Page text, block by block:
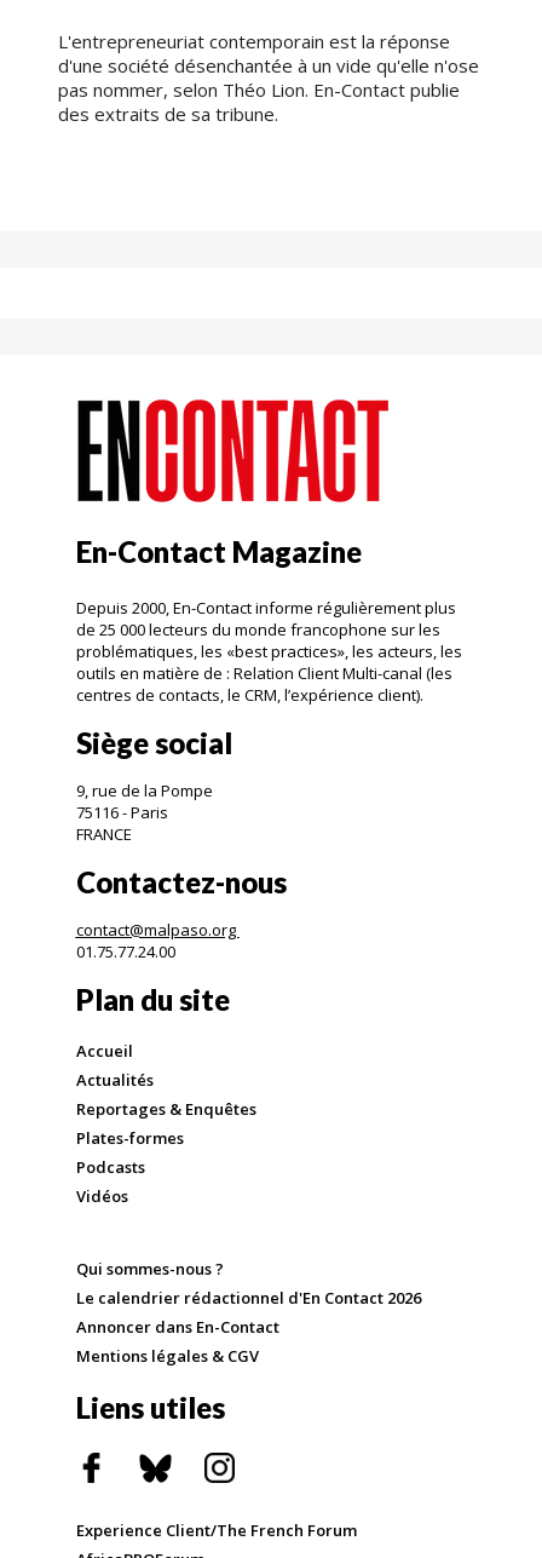
L'entrepreneuriat contemporain est la réponse
d'une société désenchantée à un vide qu'elle n'ose
pas nommer, selon Théo Lion. En-Contact publie
des extraits de sa tribune.
En-Contact Magazine
Depuis 2000, En-Contact informe régulièrement plus
de 25 000 lecteurs du monde francophone sur les
problématiques, les «best practices», les acteurs, les
outils en matière de : Relation Client Multi-canal (les
centres de contacts, le CRM, l’expérience client).
Siège social
9, rue de la Pompe
75116 - Paris
FRANCE
Contactez-nous
contact@malpaso.org
01.75.77.24.00
Plan du site
Accueil
Actualités
Reportages & Enquêtes
Plates-formes
Podcasts
Vidéos
Qui sommes-nous ?
Le calendrier rédactionnel d'En Contact 2026
Annoncer dans En-Contact
Mentions légales & CGV
Liens utiles
Experience Client/The French Forum